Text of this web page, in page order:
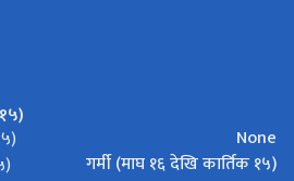
None
गर्मी (माघ १६ देखि कार्तिक १५)